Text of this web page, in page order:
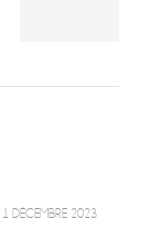
1 DÉCEMBRE 2023